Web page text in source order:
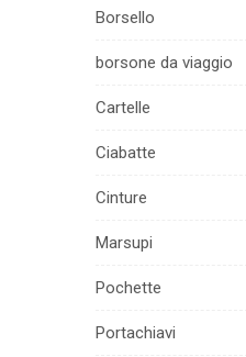
Borsello
borsone da viaggio
Cartelle
Ciabatte
Cinture
Marsupi
Pochette
Portachiavi